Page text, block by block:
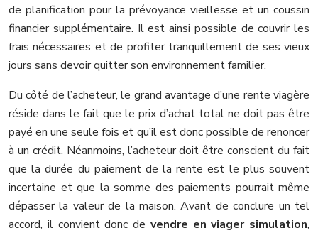
de planification pour la prévoyance vieillesse et un coussin
financier supplémentaire. Il est ainsi possible de couvrir les
frais nécessaires et de profiter tranquillement de ses vieux
jours sans devoir quitter son environnement familier.
Du côté de l’acheteur, le grand avantage d’une rente viagère
réside dans le fait que le prix d’achat total ne doit pas être
payé en une seule fois et qu’il est donc possible de renoncer
à un crédit. Néanmoins, l’acheteur doit être conscient du fait
que la durée du paiement de la rente est le plus souvent
incertaine et que la somme des paiements pourrait même
dépasser la valeur de la maison. Avant de conclure un tel
accord, il convient donc de vendre en viager simulation,